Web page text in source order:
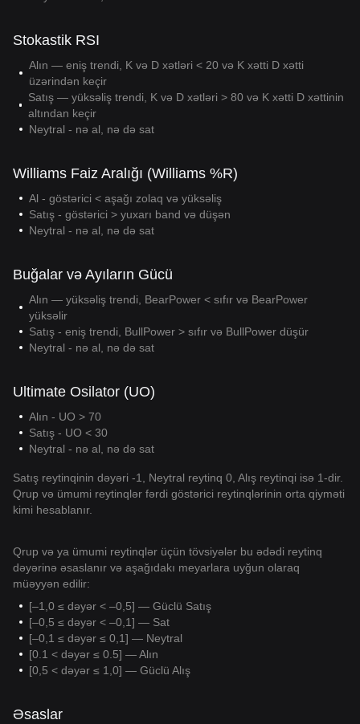
Stokastik RSI
Alın — eniş trendi, K və D xətləri < 20 və K xətti D xətti
üzərindən keçir
Satış — yüksəliş trendi, K və D xətləri > 80 və K xətti D xəttinin
altından keçir
Neytral - nə al, nə də sat
Williams Faiz Aralığı (Williams %R)
Al - göstərici < aşağı zolaq və yüksəliş
Satış - göstərici > yuxarı band və düşən
Neytral - nə al, nə də sat
Buğalar və Ayıların Gücü
Alın — yüksəliş trendi, BearPower < sıfır və BearPower
yüksəlir
Satış - eniş trendi, BullPower > sıfır və BullPower düşür
Neytral - nə al, nə də sat
Ultimate Osilator (UO)
Alın - UO > 70
Satış - UO < 30
Neytral - nə al, nə də sat
Satış reytinqinin dəyəri -1, Neytral reytinq 0, Alış reytinqi isə 1-dir.
Qrup və ümumi reytinqlər fərdi göstərici reytinqlərinin orta qiyməti
kimi hesablanır.
Qrup və ya ümumi reytinqlər üçün tövsiyələr bu ədədi reytinq
dəyərinə əsaslanır və aşağıdakı meyarlara uyğun olaraq
müəyyən edilir:
[–1,0 ≤ dəyər < –0,5] — Güclü Satış
[–0,5 ≤ dəyər < –0,1] — Sat
[–0,1 ≤ dəyər ≤ 0,1] — Neytral
[0.1 < dəyər ≤ 0.5] — Alın
[0,5 < dəyər ≤ 1,0] — Güclü Alış
Əsaslar